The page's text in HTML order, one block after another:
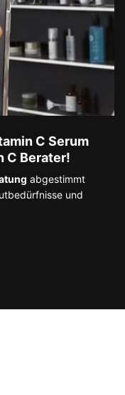
C Serum
C Berater!
abgestimmt
und